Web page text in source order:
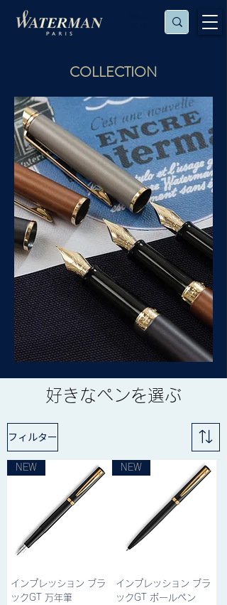
COLLECTION
​好きなペンを選ぶ
フィルター
NEW
インプレッション ブラ
ックGT 万年筆
NEW
インプレッション ブラ
ックGT ボールペン